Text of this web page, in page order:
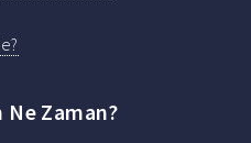
Ne Zaman?